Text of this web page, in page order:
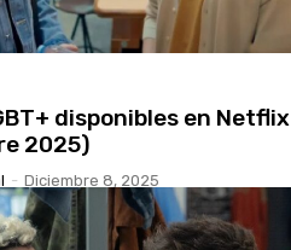
disponibles en Netflix
2025)
- Diciembre 8, 2025